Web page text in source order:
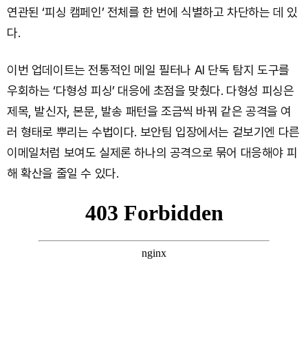
연관된 ‘피싱 캠페인’ 전체를 한 번에 식별하고 차단하는 데 있
다.
이번 업데이트는 전통적인 메일 필터나 AI 단독 탐지 도구를
우회하는 ‘다형성 피싱’ 대응에 초점을 맞췄다. 다형성 피싱은
제목, 발신자, 본문, 발송 패턴을 조금씩 바꿔 같은 공격을 여
러 형태로 뿌리는 수법이다. 보안팀 입장에서는 겉보기엔 다른
이메일처럼 보여도 실제론 하나의 공격으로 묶어 대응해야 피
해 확산을 줄일 수 있다.